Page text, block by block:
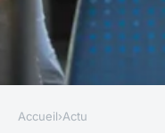
Accueil›Actu